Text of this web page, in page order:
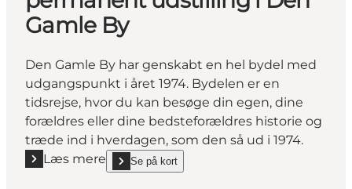
Gamle By
Den Gamle By har genskabt en hel bydel med
udgangspunkt i året 1974. Bydelen er en
tidsrejse, hvor du kan besøge din egen, dine
forældres eller dine bedsteforældres historie og
træde ind i hverdagen, som den så ud i 1974.
Læs mere
Læs mere "1974-kvarteret - en permanent udstilling
Se på kort
show 1974-kvarteret - en permanent udstilling i Den